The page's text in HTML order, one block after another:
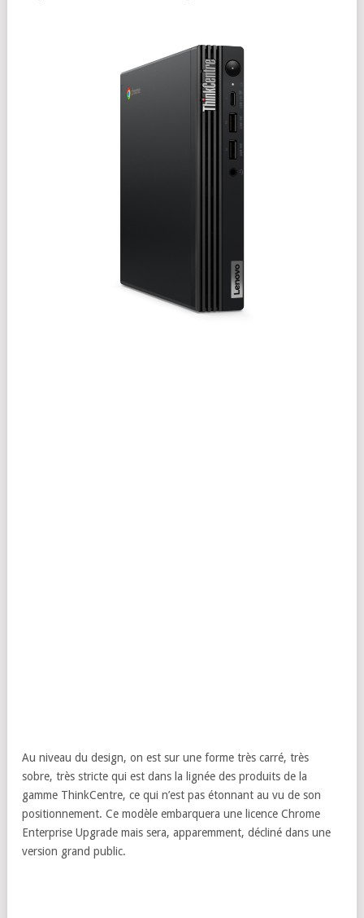
Au niveau du design, on est sur une forme très carré, très
sobre, très stricte qui est dans la lignée des produits de la
gamme ThinkCentre, ce qui n’est pas étonnant au vu de son
positionnement. Ce modèle embarquera une licence Chrome
Enterprise Upgrade mais sera, apparemment, décliné dans une
version grand public.